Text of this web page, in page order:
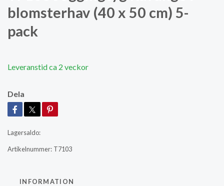
blomsterhav (40 x 50 cm) 5-
pack
Leveranstid ca 2 veckor
Dela
Lagersaldo:
Artikelnummer: T7103
INFORMATION